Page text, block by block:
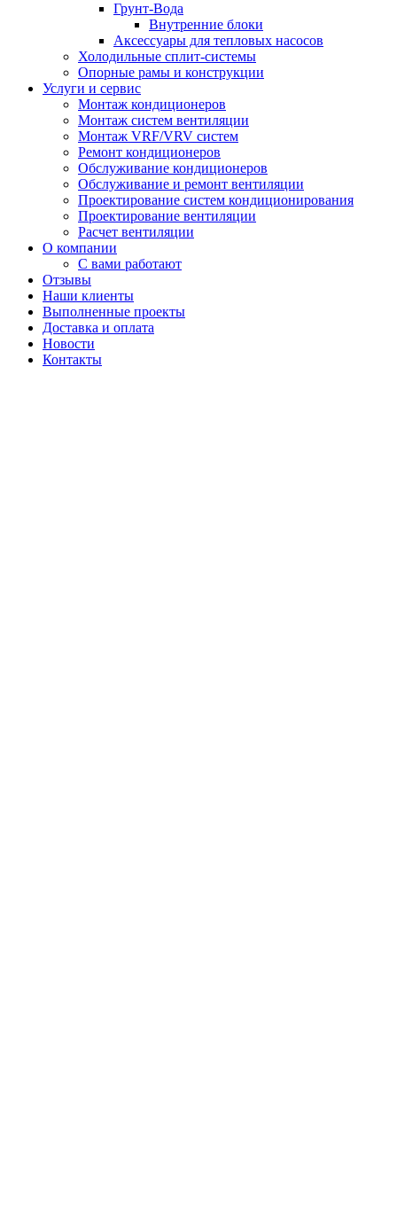
Грунт-Вода
Внутренние блоки
Аксессуары для тепловых насосов
Холодильные сплит-системы
Опорные рамы и конструкции
Услуги и сервис
Монтаж кондиционеров
Монтаж систем вентиляции
Монтаж VRF/VRV систем
Ремонт кондиционеров
Обслуживание кондиционеров
Обслуживание и ремонт вентиляции
Проектирование систем кондиционирования
Проектирование вентиляции
Расчет вентиляции
О компании
С вами работают
Отзывы
Наши клиенты
Выполненные проекты
Доставка и оплата
Новости
Контакты